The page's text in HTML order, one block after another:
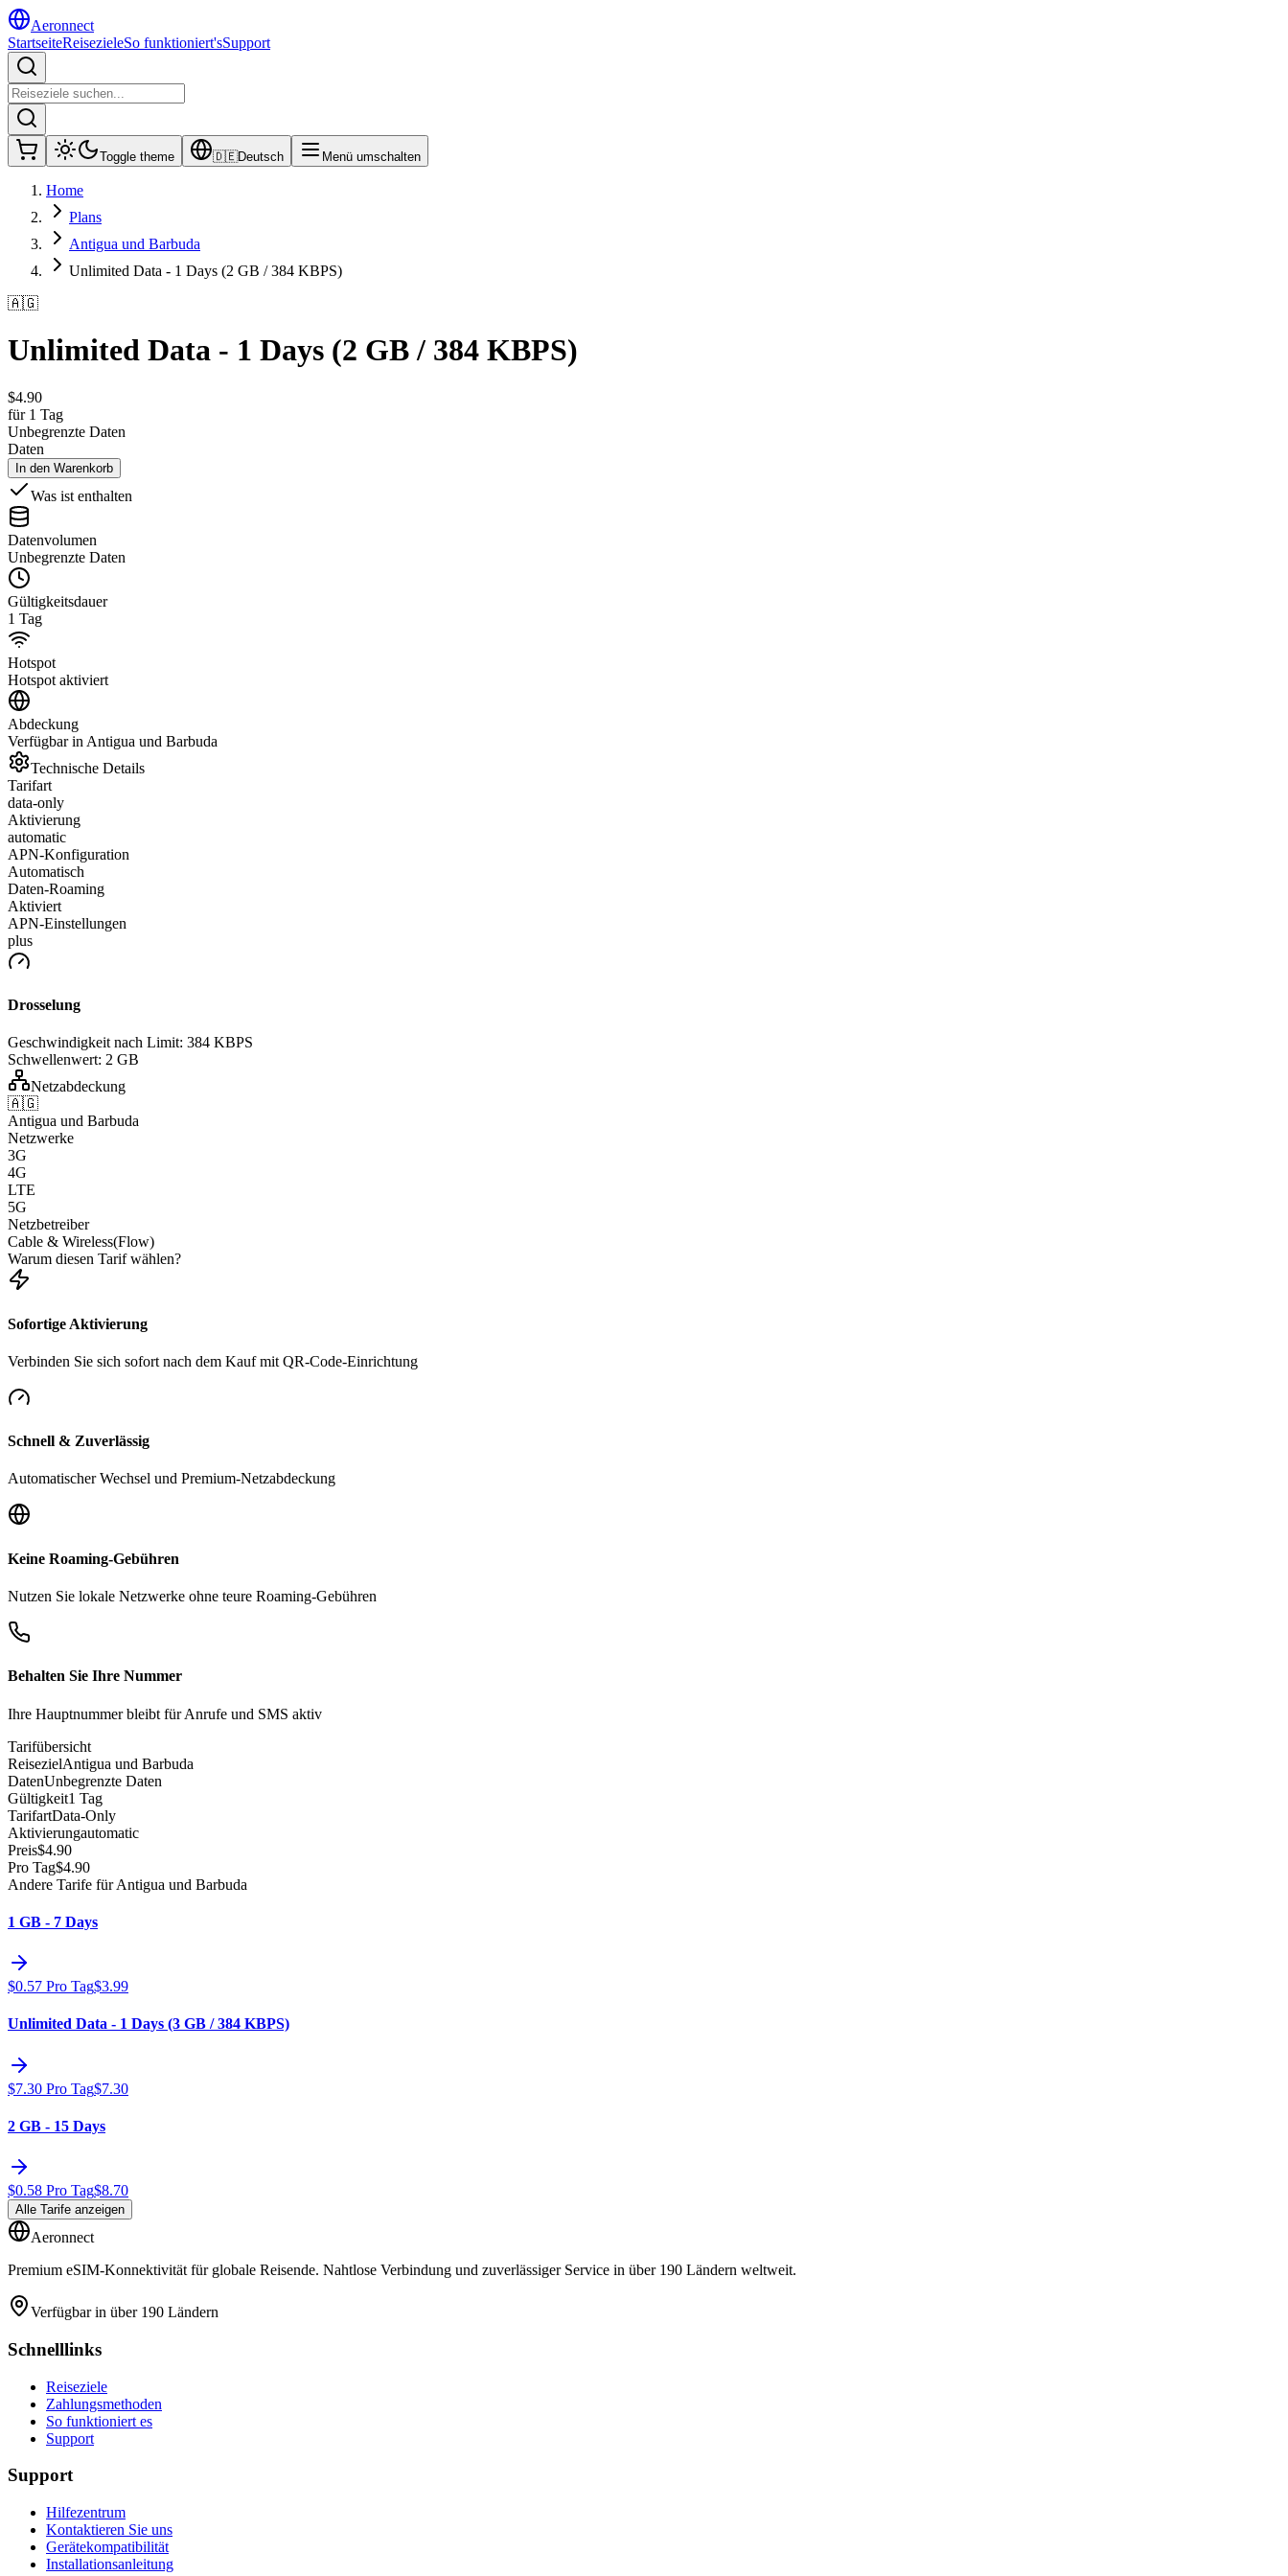
Aeronnect
StartseiteReisezieleSo funktioniert'sSupport
Toggle theme 🇩🇪Deutsch Menü umschalten
Home
Plans
Antigua und Barbuda
Unlimited Data - 1 Days (2 GB / 384 KBPS)
🇦🇬
Unlimited Data - 1 Days (2 GB / 384 KBPS)
$4.90
für 1 Tag
Unbegrenzte Daten
Daten
In den Warenkorb
Was ist enthalten
Datenvolumen
Unbegrenzte Daten
Gültigkeitsdauer
1 Tag
Hotspot
Hotspot aktiviert
Abdeckung
Verfügbar in Antigua und Barbuda
Technische Details
Tarifart
data-only
Aktivierung
automatic
APN-Konfiguration
Automatisch
Daten-Roaming
Aktiviert
APN-Einstellungen
plus
Drosselung
Geschwindigkeit nach Limit: 384 KBPS
Schwellenwert: 2 GB
Netzabdeckung
🇦🇬
Antigua und Barbuda
Netzwerke
3G
4G
LTE
5G
Netzbetreiber
Cable & Wireless(Flow)
Warum diesen Tarif wählen?
Sofortige Aktivierung
Verbinden Sie sich sofort nach dem Kauf mit QR-Code-Einrichtung
Schnell & Zuverlässig
Automatischer Wechsel und Premium-Netzabdeckung
Keine Roaming-Gebühren
Nutzen Sie lokale Netzwerke ohne teure Roaming-Gebühren
Behalten Sie Ihre Nummer
Ihre Hauptnummer bleibt für Anrufe und SMS aktiv
Tarifübersicht
ReisezielAntigua und Barbuda
DatenUnbegrenzte Daten
Gültigkeit1 Tag
TarifartData-Only
Aktivierungautomatic
Preis$4.90
Pro Tag$4.90
Andere Tarife für Antigua und Barbuda
1 GB - 7 Days
$0.57 Pro Tag$3.99
Unlimited Data - 1 Days (3 GB / 384 KBPS)
$7.30 Pro Tag$7.30
2 GB - 15 Days
$0.58 Pro Tag$8.70
Alle Tarife anzeigen
Aeronnect
Premium eSIM-Konnektivität für globale Reisende. Nahtlose Verbindung und zuverlässiger Service in über 190 Ländern weltweit.
Verfügbar in über 190 Ländern
Schnelllinks
Reiseziele
Zahlungsmethoden
So funktioniert es
Support
Support
Hilfezentrum
Kontaktieren Sie uns
Gerätekompatibilität
Installationsanleitung